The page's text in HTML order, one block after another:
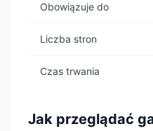
Obowiązuje do
Liczba stron
Czas trwania
Jak przeglądać